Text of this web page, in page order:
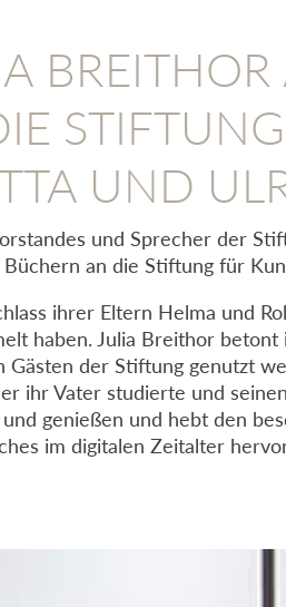
UND
und Sprecher der
an die Stiftung für
ihrer Eltern Helma und
haben. Julia Breithor
der Stiftung genutzt
ihr Vater studierte und
genießen und hebt den
im digitalen Zeitalter